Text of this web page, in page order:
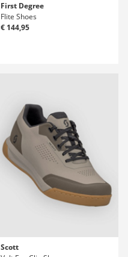
First Degree
Flite Shoes
€ 144,95
Scott